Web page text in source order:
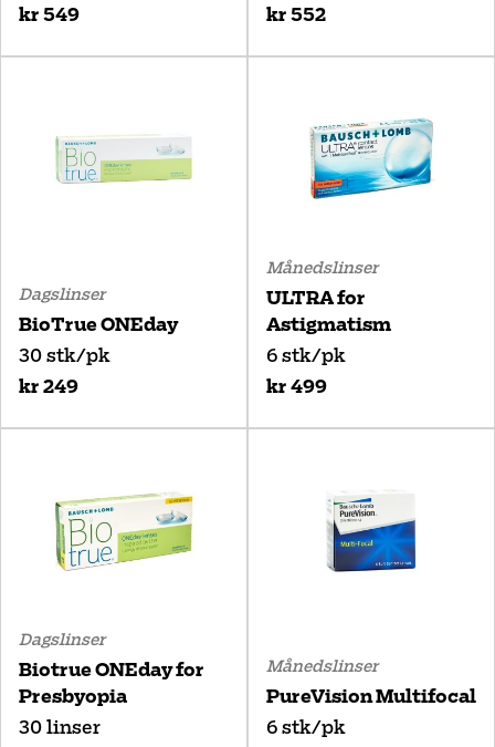
kr 549
kr 552
Dagslinser
BioTrue ONEday
30 stk/pk
kr 249
Månedslinser
ULTRA for
Astigmatism
6 stk/pk
kr 499
Dagslinser
Biotrue ONEday for
Presbyopia
30 linser
Månedslinser
PureVision Multifocal
6 stk/pk